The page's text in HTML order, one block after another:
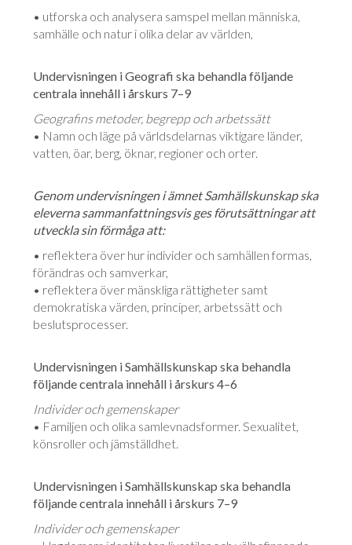
• utforska och analysera samspel mellan människa,
samhälle och natur i olika delar av världen,
Undervisningen i Geografi ska behandla följande
centrala innehåll i årskurs 7–9
Geografins metoder, begrepp och arbetssätt
• Namn och läge på världsdelarnas viktigare länder,
vatten, öar, berg, öknar, regioner och orter.
Genom undervisningen i ämnet Samhällskunskap ska
eleverna sammanfattningsvis ges förutsättningar att
utveckla sin förmåga att:
• reflektera över hur individer och samhällen formas,
förändras och samverkar,
• reflektera över mänskliga rättigheter samt
demokratiska värden, principer, arbetssätt och
beslutsprocesser.
Undervisningen i Samhällskunskap ska behandla
följande centrala innehåll i årskurs 4–6
Individer och gemenskaper
• Familjen och olika samlevnadsformer. Sexualitet,
könsroller och jämställdhet.
Undervisningen i Samhällskunskap ska behandla
följande centrala innehåll i årskurs 7–9
Individer och gemenskaper